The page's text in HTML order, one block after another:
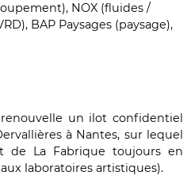
NOX (fluides /
BAP Paysages (paysage),
un ilot confidentiel
à Nantes, sur lequel
de La Fabrique toujours en
laboratoires artistiques).